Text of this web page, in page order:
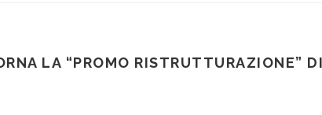
LA “PROMO RISTRUTTURAZIONE”